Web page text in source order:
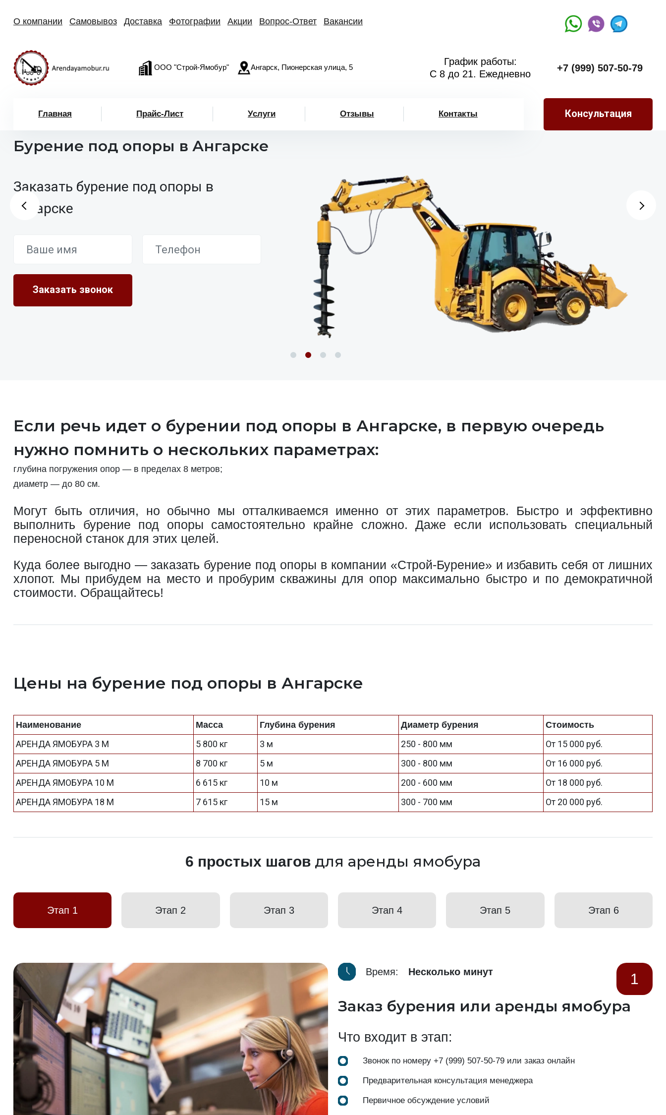
О компании Самовывоз Доставка Фотографии Акции Вопрос-Ответ Вакансии
ООО "Строй-Ямобур" Ангарск, Пионерская улица, 5
График работы:
С 8 до 21. Ежедневно
+7 (999) 507-50-79
Главная Прайс-Лист Услуги Отзывы Контакты Консультация
Бурение под опоры в Ангарске
Заказать бурение под опоры в
Ангарске
Если речь идет о бурении под опоры в Ангарске, в первую очередь
нужно помнить о нескольких параметрах:
глубина погружения опор — в пределах 8 метров;
диаметр — до 80 см.
Могут быть отличия, но обычно мы отталкиваемся именно от этих параметров. Быстро и эффективно
выполнить бурение под опоры самостоятельно крайне сложно. Даже если использовать специальный
переносной станок для этих целей.
Куда более выгодно — заказать бурение под опоры в компании «Строй-Бурение» и избавить себя от лишних
хлопот. Мы прибудем на место и пробурим скважины для опор максимально быстро и по демократичной
стоимости. Обращайтесь!
Цены на бурение под опоры в Ангарске
Наименование Масса Глубина бурения Диаметр бурения Стоимость
АРЕНДА ЯМОБУРА 3 М 5 800 кг 3 м 250 - 800 мм
От 15 000 руб.
АРЕНДА ЯМОБУРА 5 М
8 700 кг 5 м 300 - 800 мм
От 16 000 руб.
АРЕНДА ЯМОБУРА 10 М
6 615 кг 10 м 200 - 600 мм
От 18 000 руб.
АРЕНДА ЯМОБУРА 18 М
7 615 кг 15 м 300 - 700 мм От 20 000 руб.
6 простых шагов для аренды ямобура
Этап 1 Этап 2 Этап 3 Этап 4 Этап 5 Этап 6
Время: Несколько минут 1
Заказ бурения или аренды ямобура
Что входит в этап:
Звонок по номеру +7 (999) 507-50-79 или заказ онлайн
Предварительная консультация менеджера
Первичное обсуждение условий